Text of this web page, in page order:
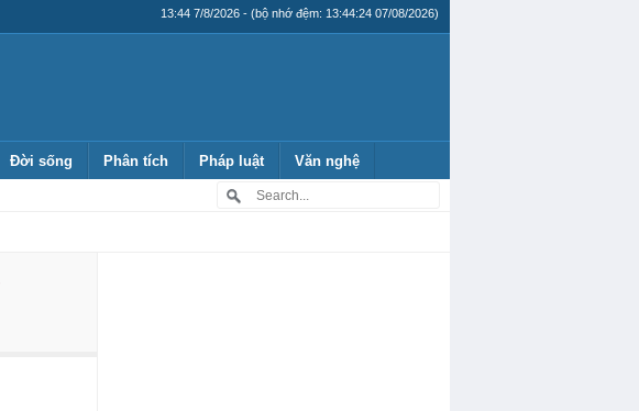
13:44 7/8/2026 - (bộ nhớ đệm: 13:44:24 07/08/2026)
Đời sống Phân tích Pháp luật Văn nghệ